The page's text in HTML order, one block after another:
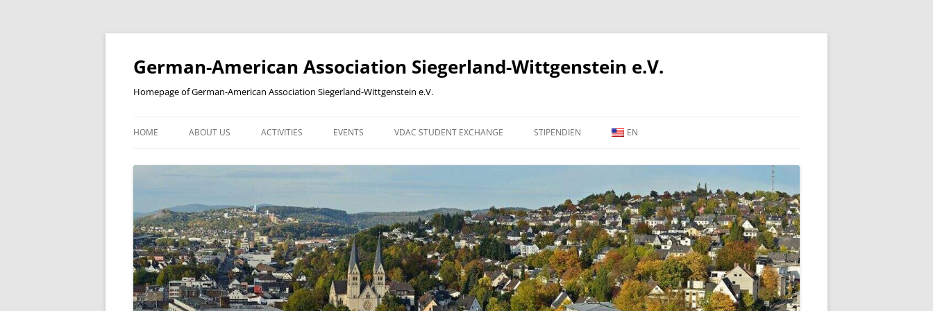
Skip
German-American Association Siegerland-Wittgenstein e.V.
Homepage of German-American Association Siegerland-Wittgenstein e.V.
HOME ABOUT US
2013
2014
2015
2016
BILDERGALERIE
KOOPERATIONSPARTNER
PARTNERSCHAFTEN
MITGLIEDSCHAFT ONLINE-BEITRITTSERKLÄRUNG
ACTIVITIES EVENTS VDAC STUDENT EXCHANGE STIPENDIEN EN